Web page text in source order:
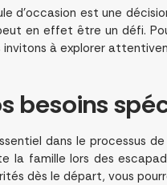
d’occasion est une
en effet être un défi.
invitons à explorer
besoins
dans le processus
la famille lors des
dès le départ, vous